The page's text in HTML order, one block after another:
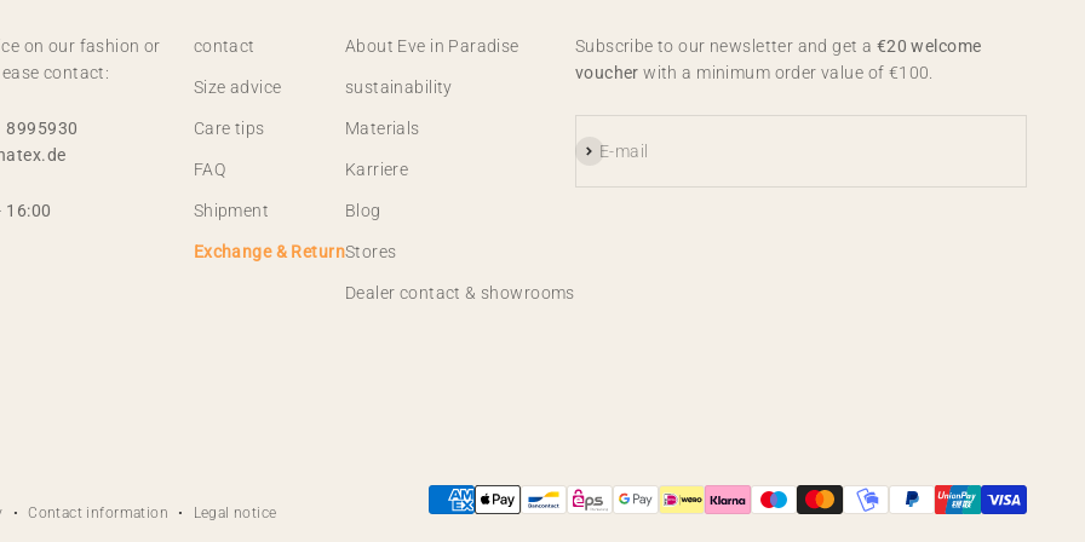
on our fashion or
contact:
8995930
16:00
contact
Size advice
Care tips
FAQ
Shipment
Exchange & Return
About Eve in Paradise
sustainability
Materials
Karriere
Blog
Stores
Dealer contact & showrooms
Subscribe to our newsletter and get a €20 welcome
voucherwith a minimum order value of €100.
E-mail
Subscribe
Contact information Legal notice